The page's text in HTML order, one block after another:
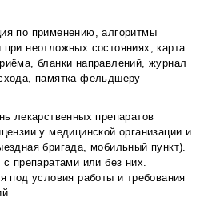
по применению, алгоритмы
при неотложных состояниях, карта
бланки направлений, журнал
памятка фельдшеру
лекарственных препаратов
у медицинской организации и
бригада, мобильный пункт).
препаратами или без них.
под условия работы и требования